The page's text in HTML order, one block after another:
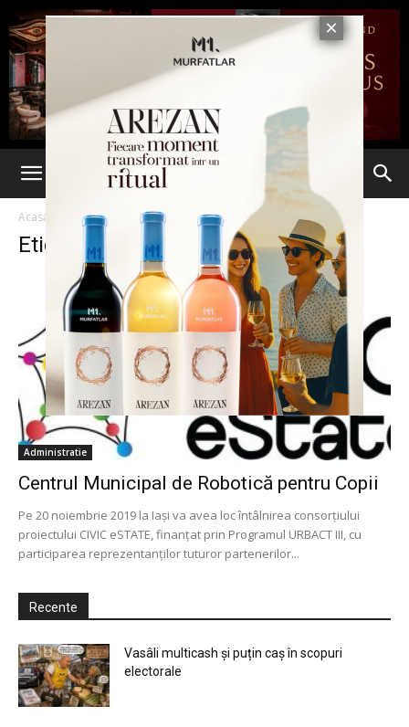
Acasă Etichete CIVIC eSTATE
Etichetă: CIVIC eSTATE
Administratie
Centrul Municipal de Robotică pentru Copii
Pe 20 noiembrie 2019 la Iași va avea loc întâlnirea consorțiului
proiectului CIVIC eSTATE, finanțat prin Programul URBACT III, cu
participarea reprezentanților tuturor partenerilor...
Recente
Vasâli multicash și puțin caș în scopuri
electorale